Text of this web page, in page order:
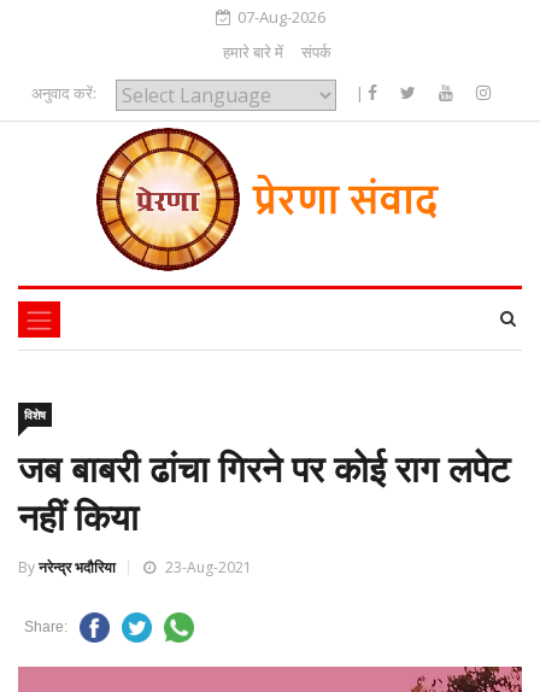
07-Aug-2026
हमारे बारे में
संपर्क
अनुवाद करें:
Powered by
|
विशेष
जब बाबरी ढांचा गिरने पर कोई राग लपेट
नहीं किया
Byनरेन्द्र भदौरिया 23-Aug-2021
Share: